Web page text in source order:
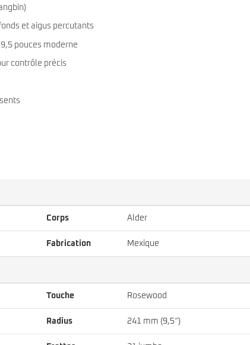
et aigus percutants
pouces moderne
contrôle précis
Corps Alder
Fabrication Mexique
Touche Rosewood
Radius 241 mm (9,5″)